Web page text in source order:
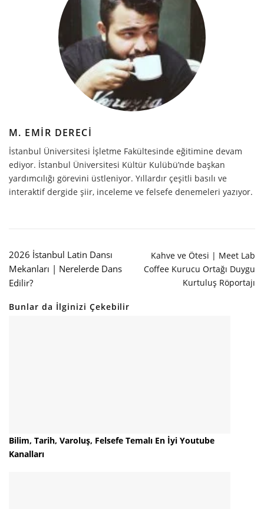
M. EMIR DERECI
İstanbul Üniversitesi İşletme Fakültesinde eğitimine devam
ediyor. İstanbul Üniversitesi Kültür Kulübü’nde başkan
yardımcılığı görevini üstleniyor. Yıllardır çeşitli basılı ve
interaktif dergide şiir, inceleme ve felsefe denemeleri yazıyor.
2026 İstanbul Latin Dansı
Mekanları | Nerelerde Dans
Edilir?
Kahve ve Ötesi | Meet Lab
Coffee Kurucu Ortağı Duygu
Kurtuluş Röportajı
Bunlar da İlginizi Çekebilir
Bilim, Tarih, Varoluş, Felsefe Temalı En İyi Youtube
Kanalları